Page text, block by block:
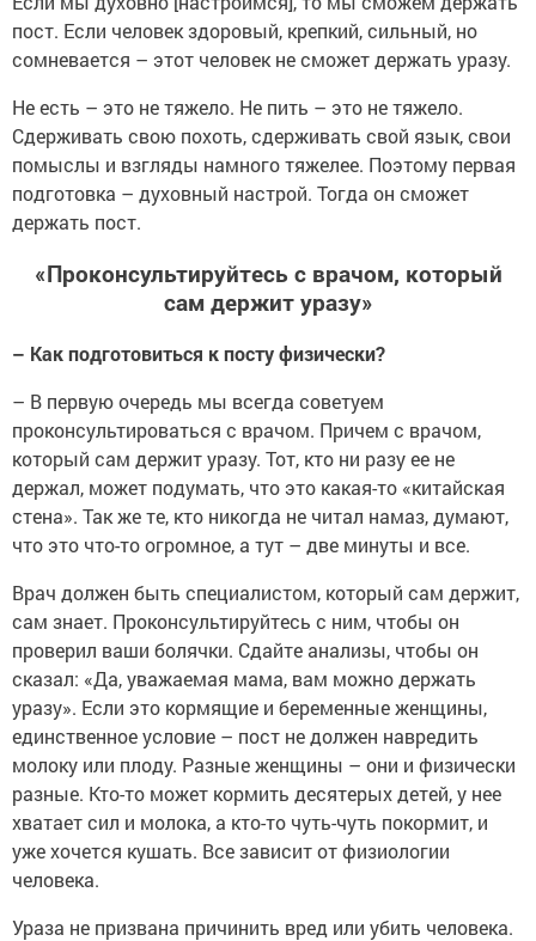
пост. Если человек здоровый, крепкий, сильный, но
сомневается – этот человек не сможет держать уразу.
Не есть – это не тяжело. Не пить – это не тяжело.
Сдерживать свою похоть, сдерживать свой язык, свои
помыслы и взгляды намного тяжелее. Поэтому первая
подготовка – духовный настрой. Тогда он сможет
держать пост.
«Проконсультируйтесь с врачом, который
сам держит уразу»
– Как подготовиться к посту физически?
– В первую очередь мы всегда советуем
проконсультироваться с врачом. Причем с врачом,
который сам держит уразу. Тот, кто ни разу ее не
держал, может подумать, что это какая-то «китайская
стена». Так же те, кто никогда не читал намаз, думают,
что это что-то огромное, а тут – две минуты и все.
Врач должен быть специалистом, который сам держит,
сам знает. Проконсультируйтесь с ним, чтобы он
проверил ваши болячки. Сдайте анализы, чтобы он
сказал: «Да, уважаемая мама, вам можно держать
уразу». Если это кормящие и беременные женщины,
единственное условие – пост не должен навредить
молоку или плоду. Разные женщины – они и физически
разные. Кто-то может кормить десятерых детей, у нее
хватает сил и молока, а кто-то чуть-чуть покормит, и
уже хочется кушать. Все зависит от физиологии
человека.
Ураза не призвана причинить вред или убить человека.